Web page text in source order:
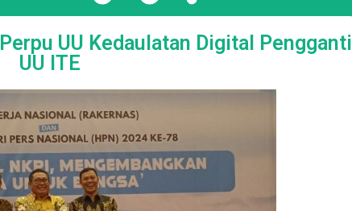
UU Kedaulatan Digital Pengganti
UU ITE